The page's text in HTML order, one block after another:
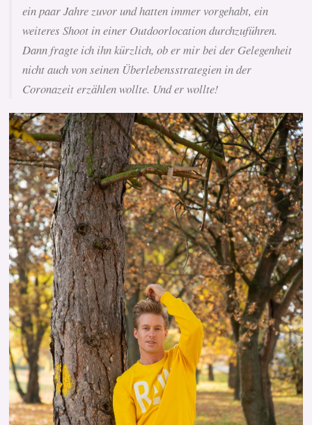
ein paar Jahre zuvor und hatten immer vorgehabt, ein
weiteres Shoot in einer Outdoorlocation durchzuführen.
Dann fragte ich ihn kürzlich, ob er mir bei der Gelegenheit
nicht auch von seinen Überlebensstrategien in der
Coronazeit erzählen wollte. Und er wollte!